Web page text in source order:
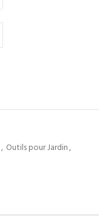
, Outils pour Jardin,